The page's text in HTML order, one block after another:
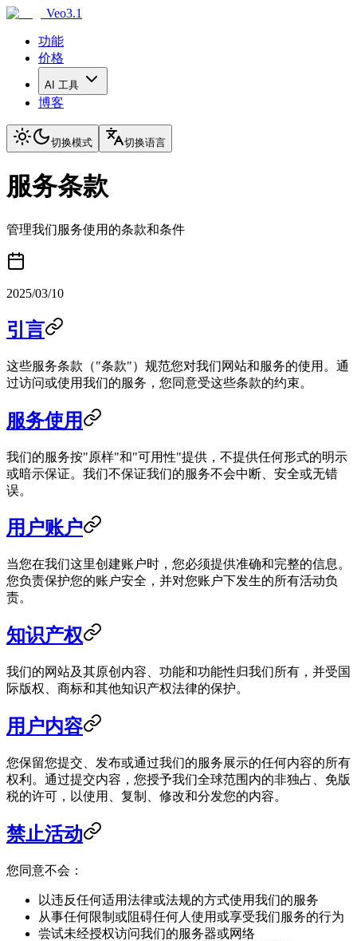
Veo3.1
功能
价格
AI 工具
博客
切换模式 切换语言
服务条款
管理我们服务使用的条款和条件
2025/03/10
引言
这些服务条款（"条款"）规范您对我们网站和服务的使用。通
过访问或使用我们的服务，您同意受这些条款的约束。
服务使用
我们的服务按"原样"和"可用性"提供，不提供任何形式的明示
或暗示保证。我们不保证我们的服务不会中断、安全或无错
误。
用户账户
当您在我们这里创建账户时，您必须提供准确和完整的信息。
您负责保护您的账户安全，并对您账户下发生的所有活动负
责。
知识产权
我们的网站及其原创内容、功能和功能性归我们所有，并受国
际版权、商标和其他知识产权法律的保护。
用户内容
您保留您提交、发布或通过我们的服务展示的任何内容的所有
权利。通过提交内容，您授予我们全球范围内的非独占、免版
税的许可，以使用、复制、修改和分发您的内容。
禁止活动
您同意不会：
以违反任何适用法律或法规的方式使用我们的服务
从事任何限制或阻碍任何人使用或享受我们服务的行为
尝试未经授权访问我们的服务器或网络